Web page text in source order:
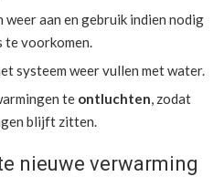
weer aan en gebruik indien nodig
te voorkomen.
systeem weer vullen met water.
te ontluchten, zodat
blijft zitten.
nieuwe verwarming